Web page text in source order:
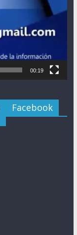
00:19
Facebook